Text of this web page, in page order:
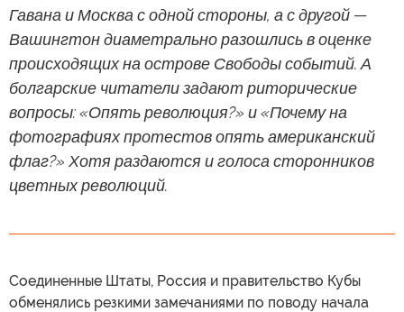
Гавана и Москва с одной стороны, а с другой —
Вашингтон диаметрально разошлись в оценке
происходящих на острове Свободы событий. А
болгарские читатели задают риторические
вопросы: «Опять революция?» и «Почему на
фотографиях протестов опять американский
флаг?» Хотя раздаются и голоса сторонников
цветных революций.
Соединенные Штаты, Россия и правительство Кубы
обменялись резкими замечаниями по поводу начала